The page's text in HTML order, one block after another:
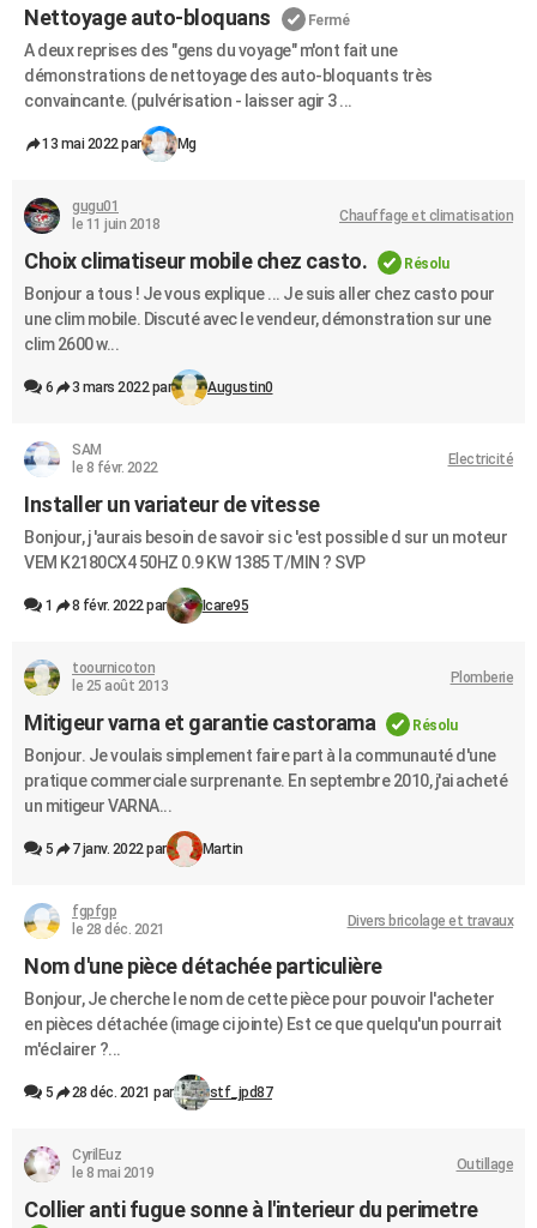
Nettoyage auto-bloquans Fermé
A deux reprises des "gens du voyage" m'ont fait une
démonstrations de nettoyage des auto-bloquants très
convaincante. (pulvérisation - laisser agir 3 ...
13 mai 2022 par Mg
gugu01
le 11 juin 2018
Chauffage et climatisation
Choix climatiseur mobile chez casto. Résolu
Bonjour a tous ! Je vous explique ... Je suis aller chez casto pour
une clim mobile. Discuté avec le vendeur, démonstration sur une
clim 2600 w...
6 3 mars 2022 par Augustin0
SAM
le 8 févr. 2022
Electricité
Installer un variateur de vitesse
Bonjour, j 'aurais besoin de savoir si c 'est possible d sur un moteur
VEM K2180CX4 50HZ 0.9 KW 1385 T/MIN ? SVP
1 8 févr. 2022 par Icare95
toournicoton
le 25 août 2013
Plomberie
Mitigeur varna et garantie castorama Résolu
Bonjour. Je voulais simplement faire part à la communauté d'une
pratique commerciale surprenante. En septembre 2010, j'ai acheté
un mitigeur VARNA...
5 7 janv. 2022 par Martin
fgpfgp
le 28 déc. 2021
Divers bricolage et travaux
Nom d'une pièce détachée particulière
Bonjour, Je cherche le nom de cette pièce pour pouvoir l'acheter
en pièces détachée (image ci jointe) Est ce que quelqu'un pourrait
m'éclairer ?...
5 28 déc. 2021 par stf_jpd87
CyrilEuz
le 8 mai 2019
Outillage
Collier anti fugue sonne à l'interieur du perimetre